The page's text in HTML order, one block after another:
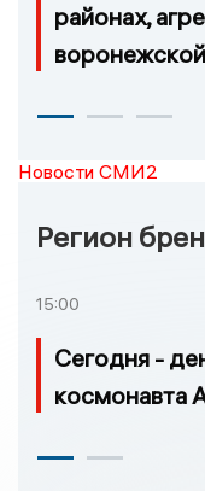
районах,
Новости СМИ2
Регион
15:00
Сегодня -
космонавта